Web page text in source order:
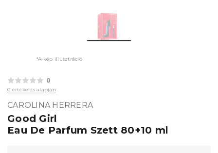
*A kép illusztráció
0
0 értékelés alapján
CAROLINA HERRERA
Good Girl
Eau De Parfum Szett 80+10 ml